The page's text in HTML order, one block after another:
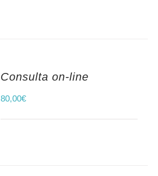
Consulta on-line
80,00€